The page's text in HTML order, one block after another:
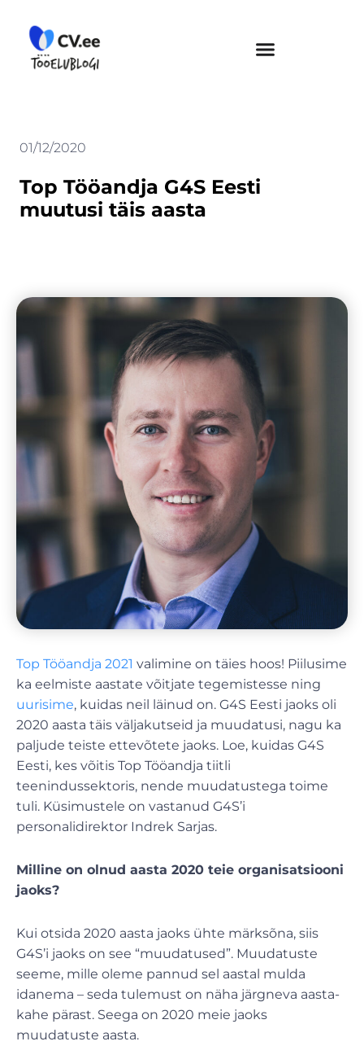
content
01/12/2020
Top Tööandja G4S Eesti
muutusi täis aasta
Top Tööandja 2021 valimine on täies hoos! Piilusime
ka eelmiste aastate võitjate tegemistesse ning
uurisime, kuidas neil läinud on. G4S Eesti jaoks oli
2020 aasta täis väljakutseid ja muudatusi, nagu ka
paljude teiste ettevõtete jaoks. Loe, kuidas G4S
Eesti, kes võitis Top Tööandja tiitli
teenindussektoris, nende muudatustega toime
tuli. Küsimustele on vastanud G4S’i
personalidirektor Indrek Sarjas.
Milline on olnud aasta 2020 teie organisatsiooni
jaoks?
Kui otsida 2020 aasta jaoks ühte märksõna, siis
G4S’i jaoks on see “muudatused”. Muudatuste
seeme, mille oleme pannud sel aastal mulda
idanema – seda tulemust on näha järgneva aasta-
kahe pärast. Seega on 2020 meie jaoks
muudatuste aasta.